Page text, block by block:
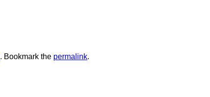
. Bookmark the permalink.